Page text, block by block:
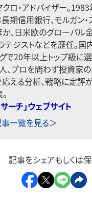
ロ・アドバイザー。
期信用銀行、モルガン・
か、日米欧のグローバル
テジストなどを歴任。
で20年以上トップ級に
、プロを問わず投資家
える分析、戦略に定評
ーチ」ウェブサイト
一覧を見る＞
記事をシェアもしくは